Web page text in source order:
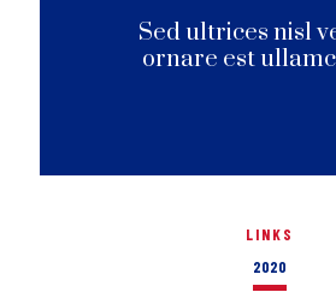
Sed ultrices nisl
ornare est
LINKS
2020